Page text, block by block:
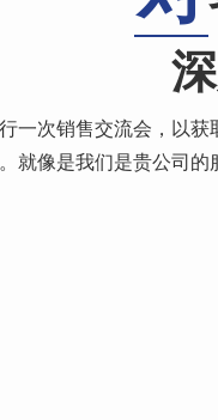
一次销售交流会，以
就像是我们是贵公司